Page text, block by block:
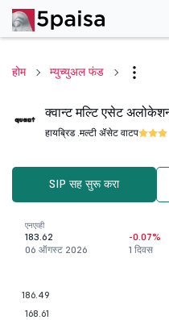
होम म्युच्युअल फंड
क्वान्ट मल्टि एसेट
हायब्रिड .मल्टी ॲसेट वाटप
SIP सह सुरू करा
एनएव्ही
183.62
06 ऑगस्ट 2026
-0.07%
1 दिवस
186.49
168.61